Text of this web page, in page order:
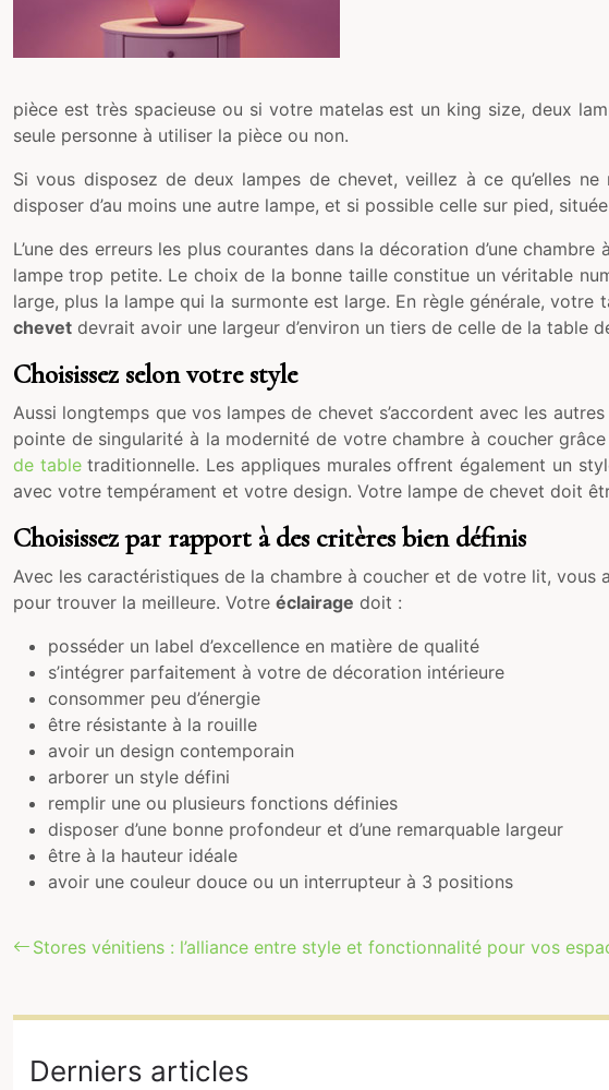
pièce est très spacieuse ou si votre matelas est un king size, deux
seule personne à utiliser la pièce ou non.
Si vous disposez de deux lampes de chevet, veillez à ce qu’elles ne
disposer d’au moins une autre lampe, et si possible celle sur pied,
L’une des erreurs les plus courantes dans la décoration d’une
lampe trop petite. Le choix de la bonne taille constitue un véritable
large, plus la lampe qui la surmonte est large. En règle générale,
chevet devrait avoir une largeur d’environ un tiers de celle de la table
Choisissez selon votre style
Aussi longtemps que vos lampes de chevet s’accordent avec les
pointe de singularité à la modernité de votre chambre à coucher
de tabletraditionnelle. Les appliques murales offrent également un
avec votre tempérament et votre design. Votre lampe de chevet doit
Choisissez par rapport à des critères bien définis
Avec les caractéristiques de la chambre à coucher et de votre lit,
pour trouver la meilleure. Votre éclairage doit :
posséder un label d’excellence en matière de qualité
s’intégrer parfaitement à votre de décoration intérieure
consommer peu d’énergie
être résistante à la rouille
avoir un design contemporain
arborer un style défini
remplir une ou plusieurs fonctions définies
disposer d’une bonne profondeur et d’une remarquable largeur
être à la hauteur idéale
avoir une couleur douce ou un interrupteur à 3 positions
Stores vénitiens : l’alliance entre style et fonctionnalité pour vos
Derniers articles